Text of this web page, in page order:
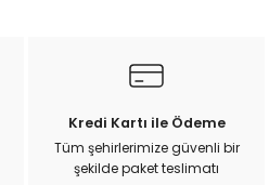
Kredi Kartı ile Ödeme
Tüm şehirlerimize güvenli bir
şekilde paket teslimatı